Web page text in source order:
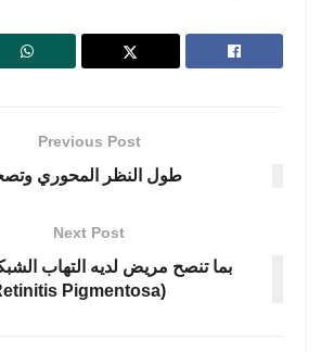
Previous Post
طول النظر المحوري
Next Post
بما تنصح مريض لديه التهاب
(Retinitis Pigmentosa)